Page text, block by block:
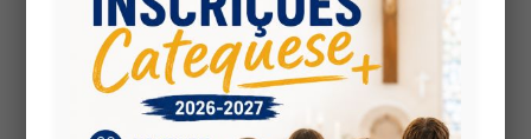
Alexandre Veiga pela criação do novo logotipo da
nossa paróquia.
Um bem haja muito grande.
No video abaixo temos o próprio do Alexandre a